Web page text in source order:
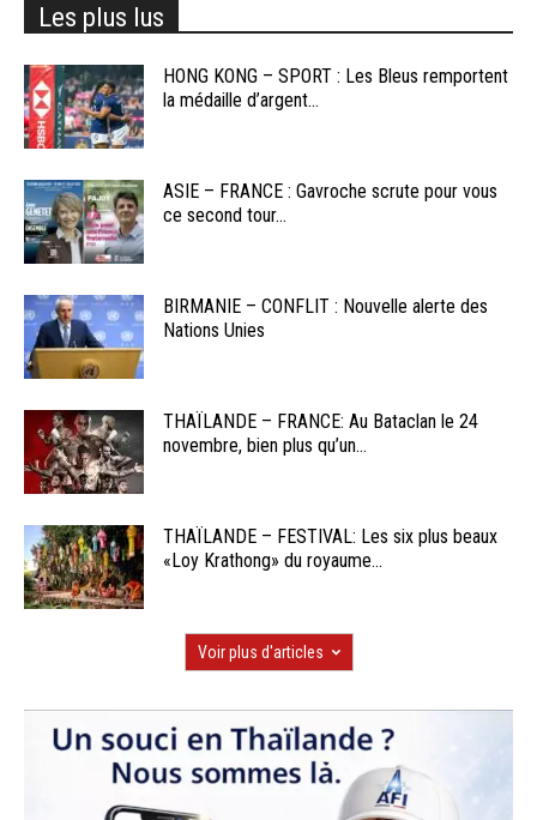
Les plus lus
HONG KONG – SPORT : Les Bleus remportent
la médaille d’argent...
ASIE – FRANCE : Gavroche scrute pour vous
ce second tour...
BIRMANIE – CONFLIT : Nouvelle alerte des
Nations Unies
THAÏLANDE – FRANCE: Au Bataclan le 24
novembre, bien plus qu’un...
THAÏLANDE – FESTIVAL: Les six plus beaux
«Loy Krathong» du royaume...
Voir plus d'articles